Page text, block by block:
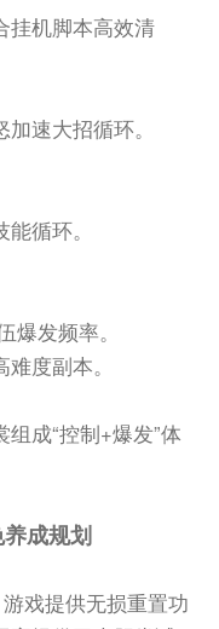
挂机脚本高效清
速大招循环。
循环。
爆发频率。
度副本。
成“控制+爆发”体
成规划
戏提供无损重置功